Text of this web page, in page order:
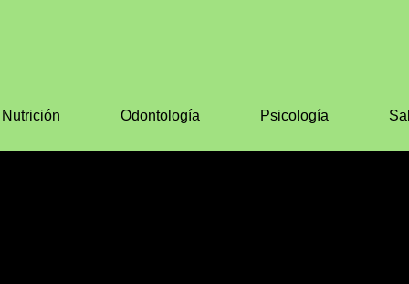
Nutrición Odontología Psicología